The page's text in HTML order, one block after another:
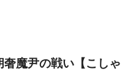
魔尹の戦い【こしゃ